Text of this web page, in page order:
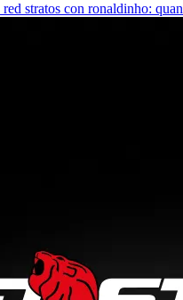
red stratos con ronaldinho: